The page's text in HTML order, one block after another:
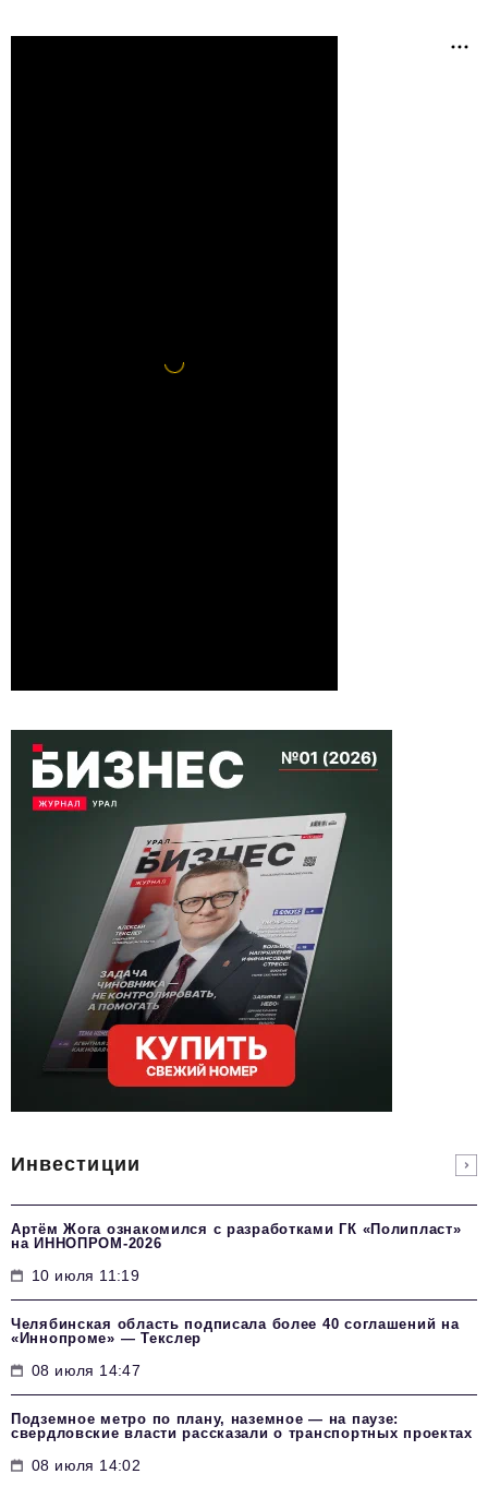
Инвестиции
Артём Жога ознакомился с разработками ГК «Полипласт»
на ИННОПРОМ-2026
10 июля 11:19
Челябинская область подписала более 40 соглашений на
«Иннопроме» — Текслер
08 июля 14:47
Подземное метро по плану, наземное — на паузе:
свердловские власти рассказали о транспортных проектах
08 июля 14:02